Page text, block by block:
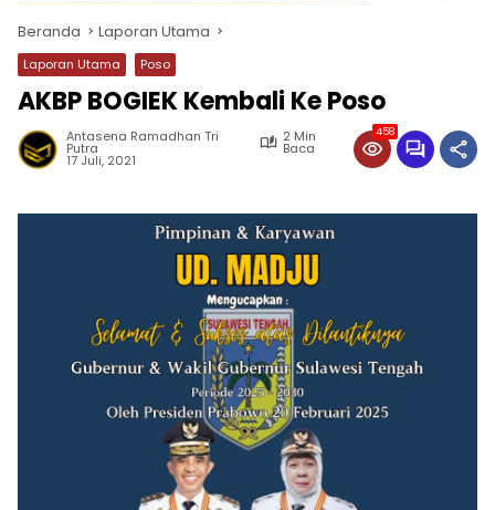
Beranda Laporan Utama
Laporan Utama Poso
AKBP BOGIEK Kembali Ke Poso
Antasena Ramadhan Tri
Putra
2 Min
Baca
17 Juli, 2021
458